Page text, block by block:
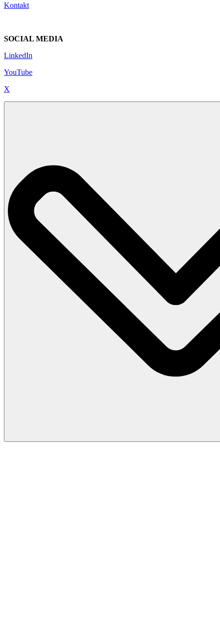
Kontakt
SOCIAL MEDIA
LinkedIn
YouTube
X